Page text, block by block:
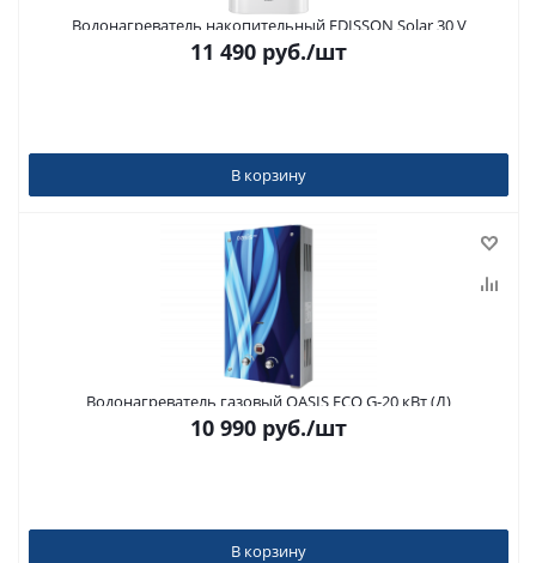
Водонагреватель накопительный EDISSON Solar 30 V
11 490 руб./шт
В корзину
Водонагреватель газовый OASIS ECO G-20 кВт (Д)
10 990 руб./шт
В корзину